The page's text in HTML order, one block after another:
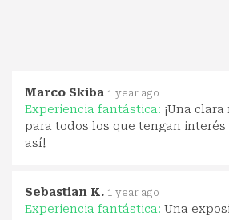
Marco Skiba 1 year ago
Experiencia fantástica: ¡Una
para todos los que tengan interés
así!
Sebastian K. 1 year ago
Experiencia fantástica: Una